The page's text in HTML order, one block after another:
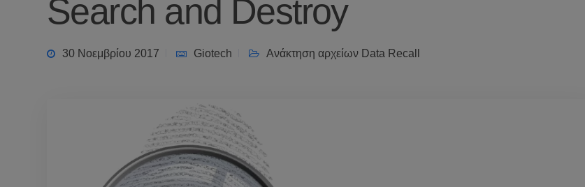
Search and Destroy
30 Νοεμβρίου 2017 Giotech Ανάκτηση αρχείων Data Recall